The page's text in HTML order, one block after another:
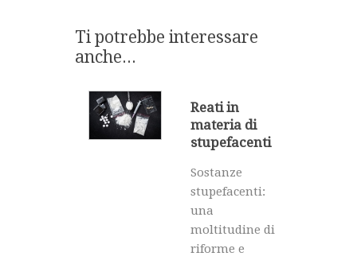
Ti potrebbe interessare
anche...
Reati in
materia di
stupefacenti
Sostanze
stupefacenti:
una
moltitudine di
riforme e